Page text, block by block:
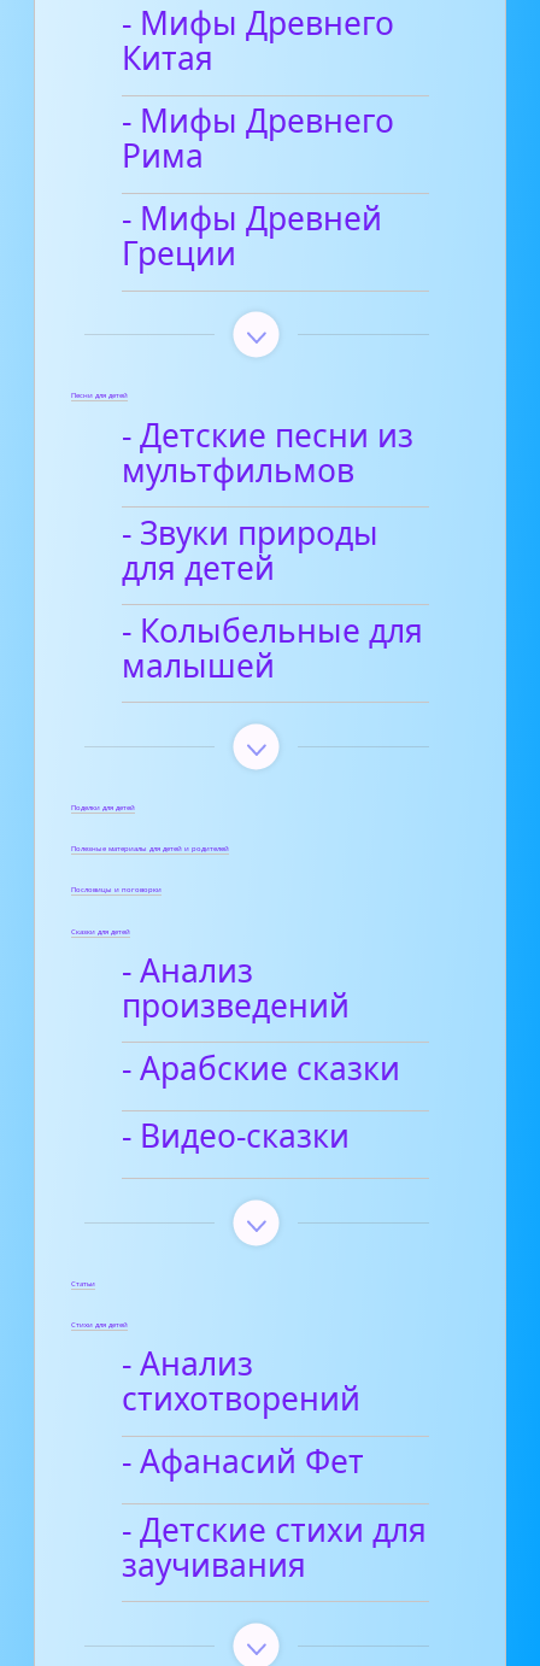
- Мифы Древнего
Китая
- Мифы Древнего
Рима
- Мифы Древней
Греции
Песни для детей
- Детские песни из
мультфильмов
- Звуки природы
для детей
- Колыбельные для
малышей
Поделки для детей
Полезные материалы для детей и родителей
Пословицы и поговорки
Сказки для детей
- Анализ
произведений
- Арабские сказки
- Видео-сказки
Статьи
Стихи для детей
- Анализ
стихотворений
- Афанасий Фет
- Детские стихи для
заучивания